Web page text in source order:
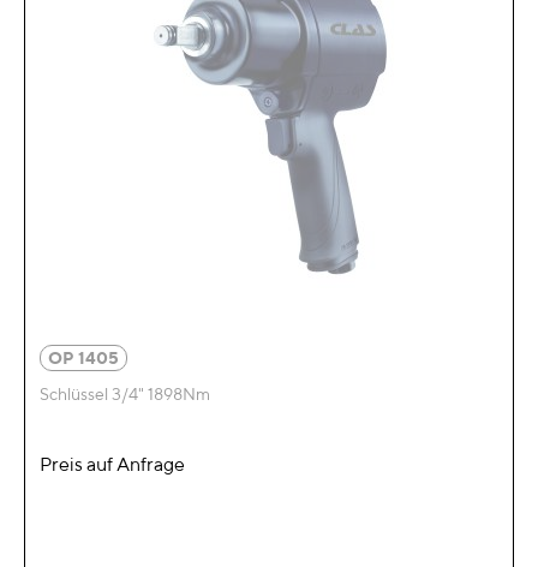
OP 1405
Schlüssel 3/4" 1898Nm
Preis auf Anfrage